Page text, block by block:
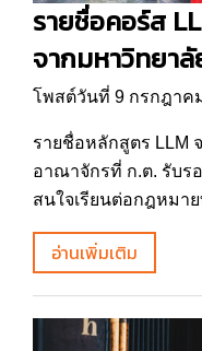
รายชื่อคอร์ส
จากมหาวิทยาลั
โพสต์วันที่ 9 กรกฎาค
รายชื่อหลักสูตร LLM
อาณาจักรที่ ก.ต. รับร
สนใจเรียนต่อกฎหมา
อ่านเพิ่มเติม